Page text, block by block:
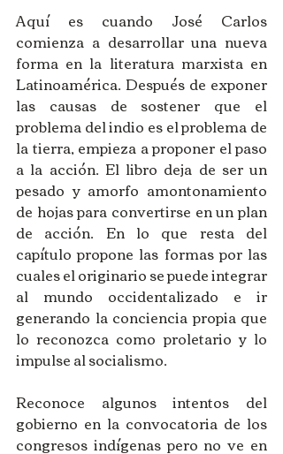
Aquí es cuando José Carlos
comienza a desarrollar una nueva
forma en la literatura marxista en
Latinoamérica. Después de exponer
las causas de sostener que el
problema del indio es el problema de
la tierra, empieza a proponer el paso
a la acción. El libro deja de ser un
pesado y amorfo amontonamiento
de hojas para convertirse en un plan
de acción. En lo que resta del
capítulo propone las formas por las
cuales el originario se puede integrar
al mundo occidentalizado e ir
generando la conciencia propia que
lo reconozca como proletario y lo
impulse al socialismo.
Reconoce algunos intentos del
gobierno en la convocatoria de los
congresos indígenas pero no ve en